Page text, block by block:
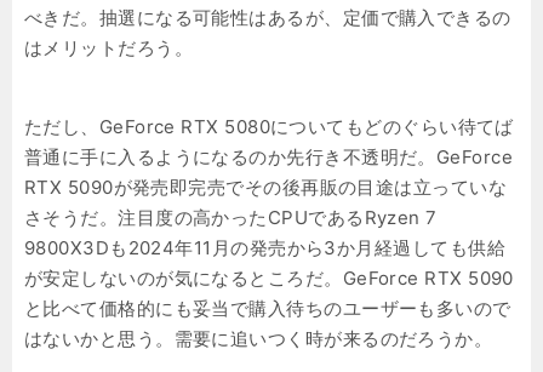
べきだ。抽選になる可能性はあるが、定価で購入できるの
はメリットだろう。
ただし、GeForce RTX 5080についてもどのぐらい待てば
普通に手に入るようになるのか先行き不透明だ。GeForce
RTX 5090が発売即完売でその後再販の目途は立っていな
さそうだ。注目度の高かったCPUであるRyzen 7
9800X3Dも2024年11月の発売から3か月経過しても供給
が安定しないのが気になるところだ。GeForce RTX 5090
と比べて価格的にも妥当で購入待ちのユーザーも多いので
はないかと思う。需要に追いつく時が来るのだろうか。